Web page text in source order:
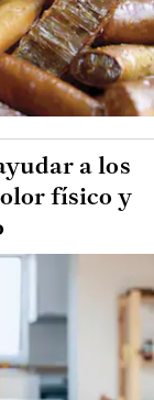
a los
físico y